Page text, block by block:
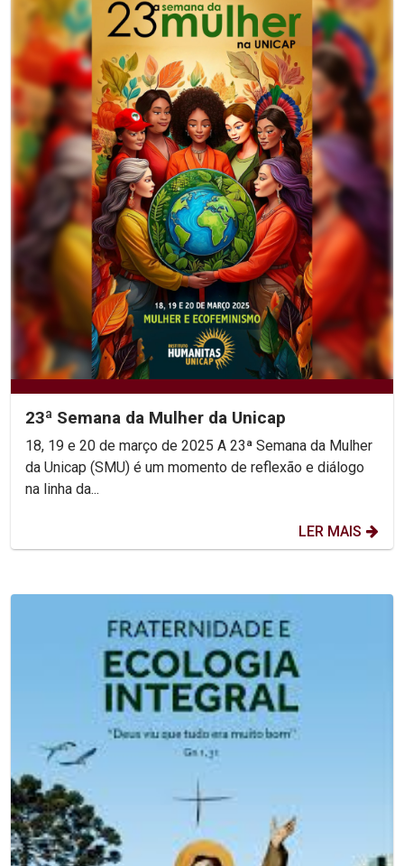
23ª Semana da Mulher da Unicap
18, 19 e 20 de março de 2025 A 23ª Semana da Mulher
da Unicap (SMU) é um momento de reflexão e diálogo
na linha da...
LER MAIS